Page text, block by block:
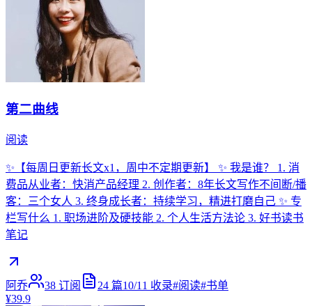
第二曲线
阅读
✨【每周日更新长文x1，周中不定期更新】 ✨ 我是谁？ 1. 消
费品从业者：快消产品经理 2. 创作者：8年长文写作不间断/播
客：三个女人 3. 终身成长者：持续学习，精进打磨自己 ✨ 专
栏写什么 1. 职场进阶及硬技能 2. 个人生活方法论 3. 好书读书
笔记
阿乔 38 订阅 24 篇10/11 收录#阅读#书单
¥39.9